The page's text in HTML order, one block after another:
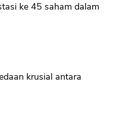
ke 45 saham dalam
krusial antara